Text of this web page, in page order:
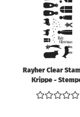
Rayher Clear
Krippe -
Weihnachten